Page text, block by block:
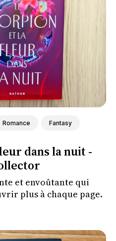
Romance Fantasy
dans la nuit -
et envoûtante qui
plus à chaque page.